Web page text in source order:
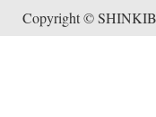
Copyright ©